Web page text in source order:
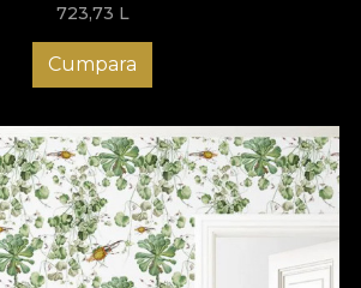
723,73 L
Cumpara